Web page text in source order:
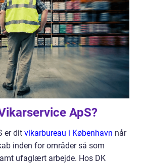
ApS?
er dit vikarbureau i København når
inden for områder så som
ufaglært arbejde. Hos DK